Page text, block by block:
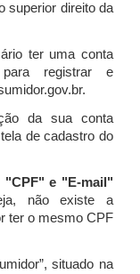
superior direito da
ter uma conta
registrar e
da sua conta
de cadastro do
"CPF" e "E-mail"
não existe a
ter o mesmo CPF
situado na